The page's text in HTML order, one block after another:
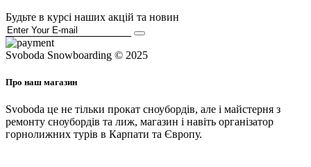
Будьте в курсі наших акцій та новин
Svoboda Snowboarding © 2025
Про наш магазин
Svoboda це не тільки прокат сноубордів, але і майстерня з
ремонту сноубордів та лиж, магазин і навіть організатор
горнолижних турів в Карпати та Європу.